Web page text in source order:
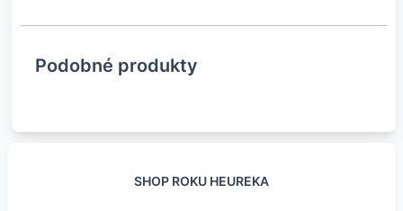
Podobné produkty
SHOP ROKU HEUREKA